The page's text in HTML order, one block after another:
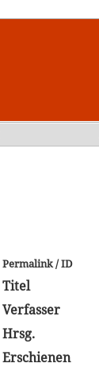
Permalink / ID
Titel
Verfasser
Hrsg.
Erschienen